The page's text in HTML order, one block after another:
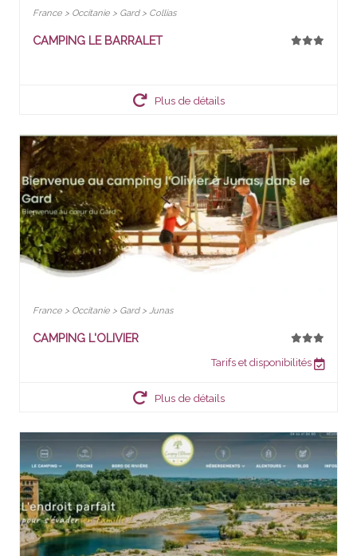
France > Occitanie > Gard > Collias
CAMPING LE BARRALET
Plus de détails
France > Occitanie > Gard > Junas
CAMPING L'OLIVIER
Tarifs et disponibilités
Plus de détails